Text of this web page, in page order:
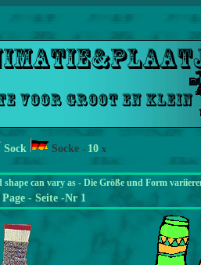
Sock Socke - 10 x
can vary as - Die Größe und Form
Page - Seite -Nr 1